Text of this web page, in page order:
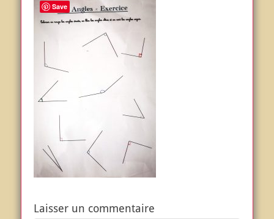
Laisser un commentaire
Save